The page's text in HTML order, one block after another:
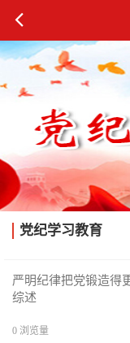
党纪学习教育
严明纪律把党锻造
综述
0 浏览量